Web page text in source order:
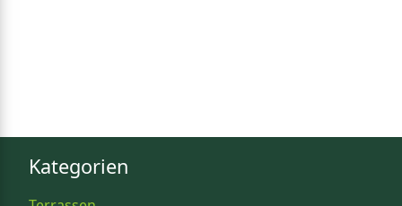
Kategorien